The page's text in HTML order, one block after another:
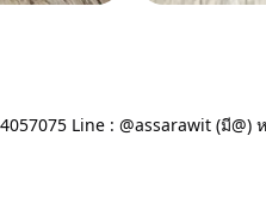
Line : @assarawit (มี@)